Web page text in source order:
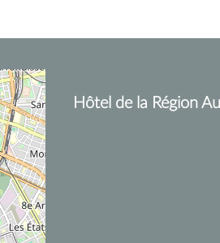
Hôtel de la Région